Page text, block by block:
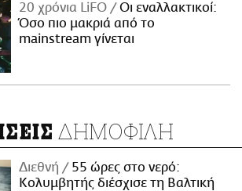
20 χρόνια LiFO
Οι εναλλακτικοί:
Όσο πιο μακριά από το
mainstream γίνεται
ΔΗΜΟΦΙΛΗ
Διεθνή
55 ώρες στο νερό:
Κολυμβητής διέσχισε τη Βαλτική